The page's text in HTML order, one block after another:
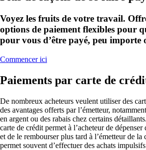
Voyez les fruits de votre travail.
options de paiement flexibles pour
pour vous d’être payé, peu importe
Commencer ici
Paiements par carte de
De nombreux acheteurs veulent utiliser des
des avantages offerts par l’émetteur,
en argent ou des rabais chez certains
carte de crédit permet à l’acheteur de dépenser
et de le rembourser plus tard à l’émetteur de la
permet souvent d’effectuer des achats